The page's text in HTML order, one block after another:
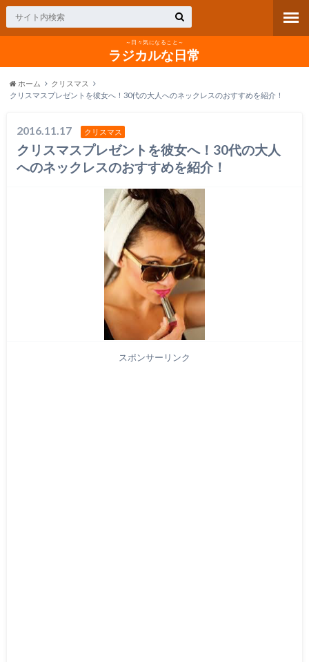
～日々気になること～
ラジカルな日常
ホーム
クリスマス
クリスマスプレゼントを彼女へ！30代の大人へのネックレスのおすすめを紹介！
2016.11.17 クリスマス
クリスマスプレゼントを彼女へ！30代の大人
へのネックレスのおすすめを紹介！
スポンサーリンク